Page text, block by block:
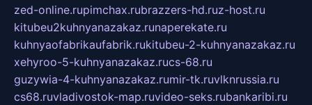
zed-online.rupimchax.rubrazzers-hd.ruz-host.ru
kitubeu2kuhnyanazakaz.runaperekate.ru
kuhnyaofabrikaufabrik.rukitubeu-2-kuhnyanazakaz.ru
xehyroo-5-kuhnyanazakaz.rucs-68.ru
guzywia-4-kuhnyanazakaz.rumir-tk.ruvlknrussia.ru
cs68.ruvladivostok-map.ruvideo-seks.rubankaribi.ru